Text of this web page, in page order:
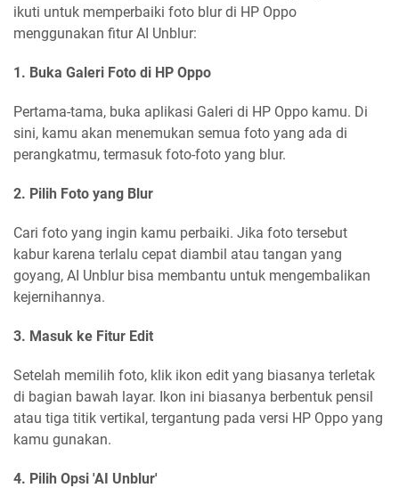
ikuti untuk memperbaiki foto blur di HP Oppo
menggunakan fitur AI Unblur:
1. Buka Galeri Foto di HP Oppo
Pertama-tama, buka aplikasi Galeri di HP Oppo kamu. Di
sini, kamu akan menemukan semua foto yang ada di
perangkatmu, termasuk foto-foto yang blur.
2. Pilih Foto yang Blur
Cari foto yang ingin kamu perbaiki. Jika foto tersebut
kabur karena terlalu cepat diambil atau tangan yang
goyang, AI Unblur bisa membantu untuk mengembalikan
kejernihannya.
3. Masuk ke Fitur Edit
Setelah memilih foto, klik ikon edit yang biasanya terletak
di bagian bawah layar. Ikon ini biasanya berbentuk pensil
atau tiga titik vertikal, tergantung pada versi HP Oppo yang
kamu gunakan.
4. Pilih Opsi 'AI Unblur'